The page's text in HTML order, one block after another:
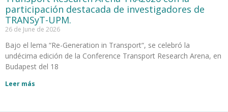
participación destacada de investigadores de
TRANSyT-UPM.
26 de June de 2026
Bajo el lema “Re-Generation in Transport“, se celebró la
undécima edición de la Conference Transport Research Arena, en
Budapest del 18
Leer más